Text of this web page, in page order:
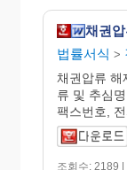
채권
법률서식 >
채권압류 해
류 및 추심
팩스번호,
조회수: 2189